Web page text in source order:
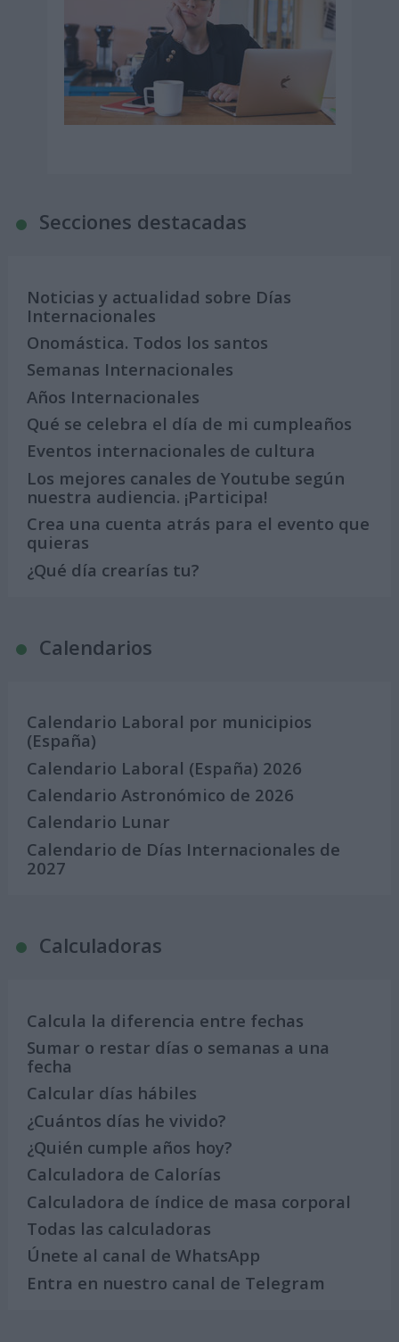
Secciones destacadas
Noticias y actualidad sobre Días
Internacionales
Onomástica. Todos los santos
Semanas Internacionales
Años Internacionales
Qué se celebra el día de mi cumpleaños
Eventos internacionales de cultura
Los mejores canales de Youtube según
nuestra audiencia. ¡Participa!
Crea una cuenta atrás para el evento que
quieras
¿Qué día crearías tu?
Calendarios
Calendario Laboral por municipios
(España)
Calendario Laboral (España) 2026
Calendario Astronómico de 2026
Calendario Lunar
Calendario de Días Internacionales de
2027
Calculadoras
Calcula la diferencia entre fechas
Sumar o restar días o semanas a una
fecha
Calcular días hábiles
¿Cuántos días he vivido?
¿Quién cumple años hoy?
Calculadora de Calorías
Calculadora de índice de masa corporal
Todas las calculadoras
Únete al canal de WhatsApp
Entra en nuestro canal de Telegram